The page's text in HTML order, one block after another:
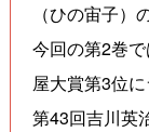
（ひの宙子）
今回の第2巻
屋大賞第3位に
第43回吉川英